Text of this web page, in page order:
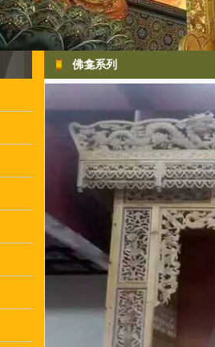
佛龛系列